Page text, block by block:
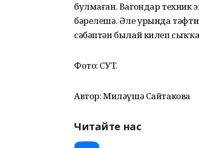
булмаған. Вагондар техник
бәрелешә. Әле урында
сәбәптән былай килеп
Фото: СУТ.
Автор: Миләүшә Сайтакова
Читайте нас